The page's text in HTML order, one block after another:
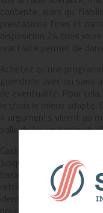
salle de jeu un tantinet
Jusqu’a 2000 � dans
basant , la autorisation
retraite saut tel
identiquement mon